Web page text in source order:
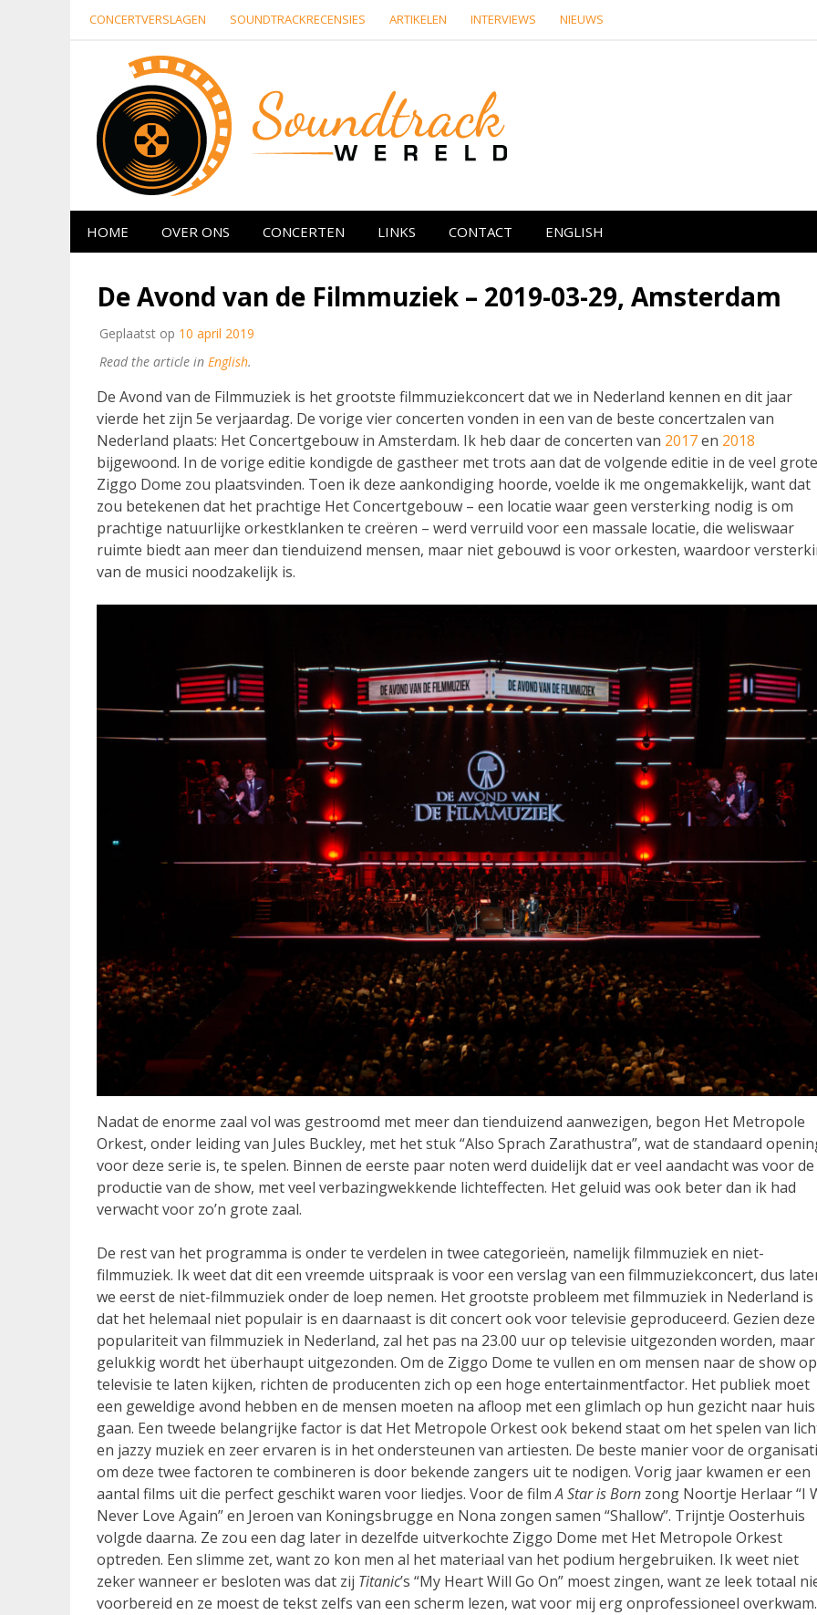
CONCERTVERSLAGEN SOUNDTRACKRECENSIES ARTIKELEN INTERVIEWS NIEUWS
Website over filmmuziek en muziek van andere media
HOME OVER ONS CONCERTEN LINKS CONTACT ENGLISH
De Avond van de Filmmuziek – 2019-03-29, Amsterdam
Geplaatst op 10 april 2019
Read the article in English.
De Avond van de Filmmuziek is het grootste filmmuziekconcert dat we in Nederland kennen en dit jaar
vierde het zijn 5e verjaardag. De vorige vier concerten vonden in een van de beste concertzalen van
Nederland plaats: Het Concertgebouw in Amsterdam. Ik heb daar de concerten van 2017en 2018
bijgewoond. In de vorige editie kondigde de gastheer met trots aan dat de volgende editie in de veel
Ziggo Dome zou plaatsvinden. Toen ik deze aankondiging hoorde, voelde ik me ongemakkelijk, want dat
zou betekenen dat het prachtige Het Concertgebouw – een locatie waar geen versterking nodig is om
prachtige natuurlijke orkestklanken te creëren – werd verruild voor een massale locatie, die weliswaar
ruimte biedt aan meer dan tienduizend mensen, maar niet gebouwd is voor orkesten, waardoor
van de musici noodzakelijk is.
Nadat de enorme zaal vol was gestroomd met meer dan tienduizend aanwezigen, begon Het Metropole
Orkest, onder leiding van Jules Buckley, met het stuk “Also Sprach Zarathustra”, wat de standaard
voor deze serie is, te spelen. Binnen de eerste paar noten werd duidelijk dat er veel aandacht was voor de
productie van de show, met veel verbazingwekkende lichteffecten. Het geluid was ook beter dan ik had
verwacht voor zo’n grote zaal.
De rest van het programma is onder te verdelen in twee categorieën, namelijk filmmuziek en niet-
filmmuziek. Ik weet dat dit een vreemde uitspraak is voor een verslag van een filmmuziekconcert, dus
we eerst de niet-filmmuziek onder de loep nemen. Het grootste probleem met filmmuziek in Nederland is
dat het helemaal niet populair is en daarnaast is dit concert ook voor televisie geproduceerd. Gezien deze
populariteit van filmmuziek in Nederland, zal het pas na 23.00 uur op televisie uitgezonden worden, maar
gelukkig wordt het überhaupt uitgezonden. Om de Ziggo Dome te vullen en om mensen naar de show op
televisie te laten kijken, richten de producenten zich op een hoge entertainmentfactor. Het publiek moet
een geweldige avond hebben en de mensen moeten na afloop met een glimlach op hun gezicht naar huis
gaan. Een tweede belangrijke factor is dat Het Metropole Orkest ook bekend staat om het spelen van
en jazzy muziek en zeer ervaren is in het ondersteunen van artiesten. De beste manier voor de
om deze twee factoren te combineren is door bekende zangers uit te nodigen. Vorig jaar kwamen er een
aantal films uit die perfect geschikt waren voor liedjes. Voor de filmA Star is Born zong Noortje Herlaar “I
Never Love Again” en Jeroen van Koningsbrugge en Nona zongen samen “Shallow”. Trijntje Oosterhuis
volgde daarna. Ze zou een dag later in dezelfde uitverkochte Ziggo Dome met Het Metropole Orkest
optreden. Een slimme zet, want zo kon men al het materiaal van het podium hergebruiken. Ik weet niet
zeker wanneer er besloten was dat zij Titanic’s “My Heart Will Go On” moest zingen, want ze leek totaal
voorbereid en ze moest de tekst zelfs van een scherm lezen, wat voor mij erg onprofessioneel overkwam.